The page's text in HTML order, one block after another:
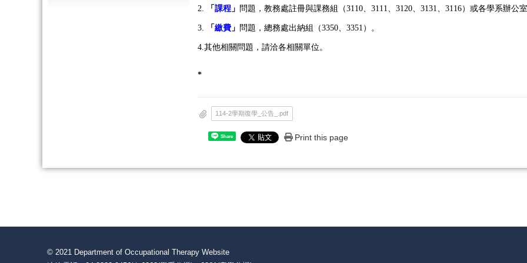
2. 「課程」 問題，教務處註冊與課務組（3110、3111、3120、3131、3116）或各學系辦公
3. 「繳費」 問題，總務處出納組（3350、3351）。
4. 其他相關問題，請洽各相關單位。
*
114-2學期復學_公告_.pdf
Share Print this page
© 2021 Department of Occupational Therapy Website